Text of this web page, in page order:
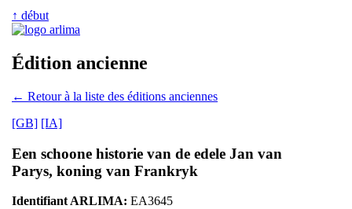
↑ début
Édition ancienne
← Retour à la liste des éditions anciennes
[GB] [IA]
Een schoone historie van de edele Jan van
Parys, koning van Frankryk
Identifiant ARLIMA: EA3645